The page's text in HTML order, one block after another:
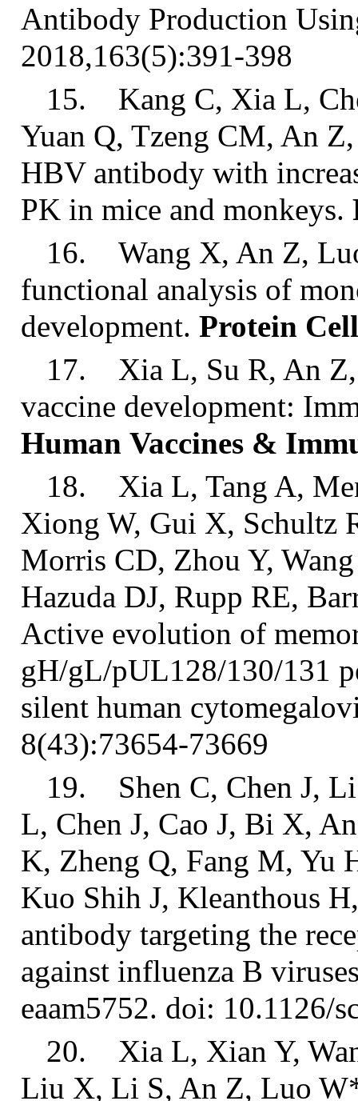
Antibody Production
2018,163(5):391-398
15. Kang C, Xia L,
Yuan Q, Tzeng CM, An
HBV antibody with
PK in mice and monkeys.
16. Wang X, An Z,
functional analysis of
development. Protein Cell
17. Xia L, Su R, An
vaccine development:
Human Vaccines &
18. Xia L, Tang A,
Xiong W, Gui X, Schultz
Morris CD, Zhou Y,
Hazuda DJ, Rupp RE,
Active evolution of
gH/gL/pUL128/130/131
silent human
8(43):73654-73669
19. Shen C, Chen J, Li
L, Chen J, Cao J, Bi X,
K, Zheng Q, Fang M, Yu
Kuo Shih J, Kleanthous
antibody targeting the
against influenza B
eaam5752. doi: 10.1126/
20. Xia L, Xian Y,
Liu X, Li S, An Z, Luo